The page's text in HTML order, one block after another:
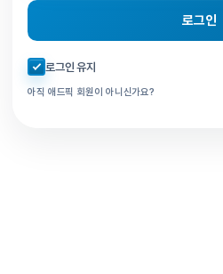
로그인
자동로그인 체크
로그인 유지
아직 애드픽 회원이 아니신가요?